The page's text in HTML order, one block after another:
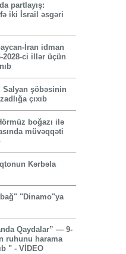
partlayış:
iki İsrail əsgəri
İran idman
2028-ci illər üçün
Salyan şöbəsinin
çıxıb
boğazı ilə
müvəqqəti
Kərbəla
"Dinamo"ya
Qaydalar” — 9-
ruhunu harama
" - VİDEO